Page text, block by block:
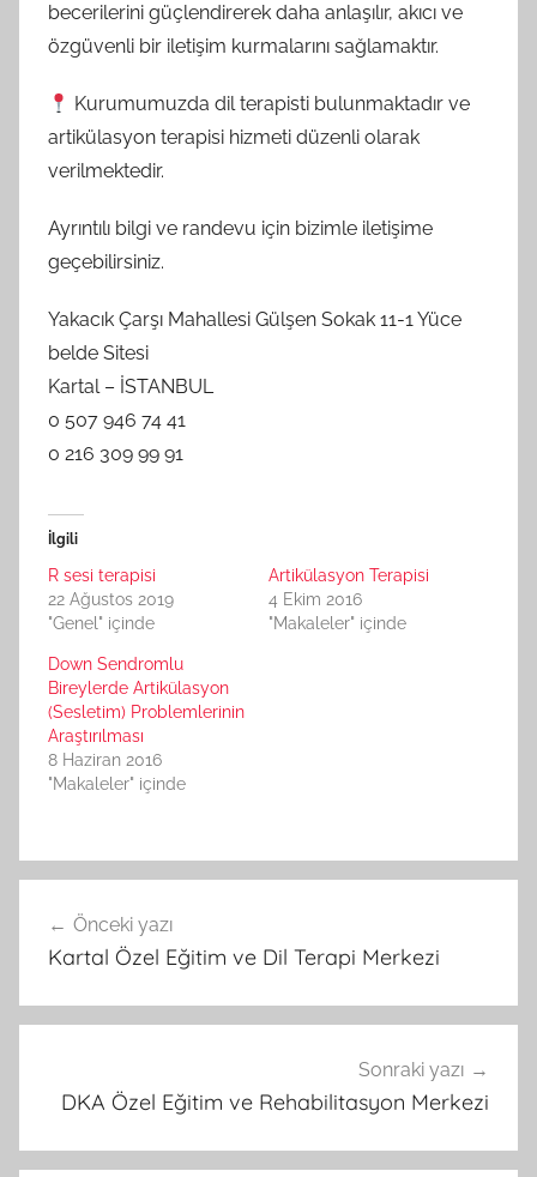
becerilerini güçlendirerek daha anlaşılır, akıcı ve
özgüvenli bir iletişim kurmalarını sağlamaktır.
Kurumumuzda dil terapisti bulunmaktadır ve
artikülasyon terapisi hizmeti düzenli olarak
verilmektedir.
Ayrıntılı bilgi ve randevu için bizimle iletişime
geçebilirsiniz.
Yakacık Çarşı Mahallesi Gülşen Sokak 11-1 Yüce
belde Sitesi
Kartal – İSTANBUL
0 507 946 74 41
0 216 309 99 91
İlgili
R sesi terapisi
22 Ağustos 2019
"Genel" içinde
Artikülasyon Terapisi
4 Ekim 2016
"Makaleler" içinde
Down Sendromlu
Bireylerde Artikülasyon
(Sesletim) Problemlerinin
Araştırılması
8 Haziran 2016
"Makaleler" içinde
gezinmesi
Önceki yazı
Kartal Özel Eğitim ve Dil Terapi Merkezi
Sonraki yazı
DKA Özel Eğitim ve Rehabilitasyon Merkezi